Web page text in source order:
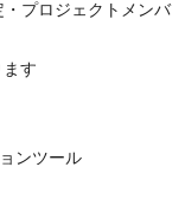
・プロジェクトメンバ
す
ンツール